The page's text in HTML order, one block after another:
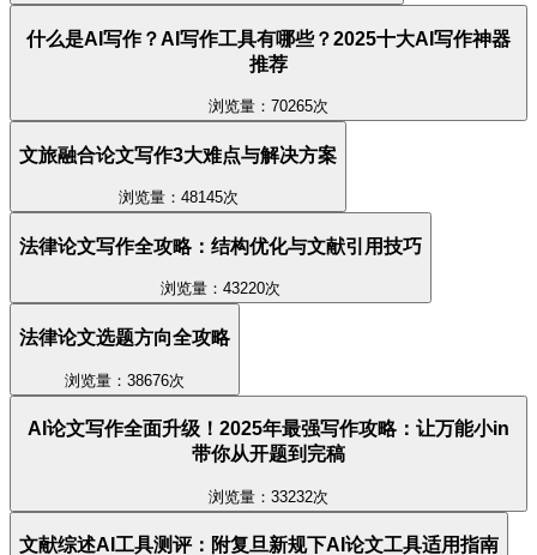
什么是AI写作？AI写作工具有哪些？2025十大AI写作神器
推荐
浏览量：70265次
文旅融合论文写作3大难点与解决方案
浏览量：48145次
法律论文写作全攻略：结构优化与文献引用技巧
浏览量：43220次
法律论文选题方向全攻略
浏览量：38676次
AI论文写作全面升级！2025年最强写作攻略：让万能小in
带你从开题到完稿
浏览量：33232次
文献综述AI工具测评：附复旦新规下AI论文工具适用指南